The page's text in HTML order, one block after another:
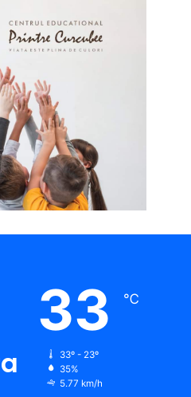
33 ℃
33º - 23º
35%
5.77 km/h